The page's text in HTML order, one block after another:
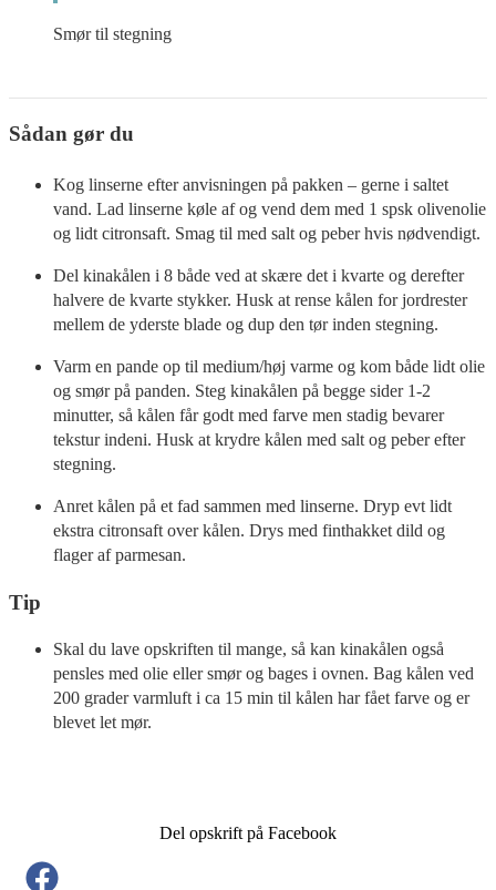
Smør til stegning
Sådan gør du
Kog linserne efter anvisningen på pakken – gerne i saltet
vand. Lad linserne køle af og vend dem med 1 spsk olivenolie
og lidt citronsaft. Smag til med salt og peber hvis nødvendigt.
Del kinakålen i 8 både ved at skære det i kvarte og derefter
halvere de kvarte stykker. Husk at rense kålen for jordrester
mellem de yderste blade og dup den tør inden stegning.
Varm en pande op til medium/høj varme og kom både lidt olie
og smør på panden. Steg kinakålen på begge sider 1-2
minutter, så kålen får godt med farve men stadig bevarer
tekstur indeni. Husk at krydre kålen med salt og peber efter
stegning.
Anret kålen på et fad sammen med linserne. Dryp evt lidt
ekstra citronsaft over kålen. Drys med finthakket dild og
flager af parmesan.
Tip
Skal du lave opskriften til mange, så kan kinakålen også
pensles med olie eller smør og bages i ovnen. Bag kålen ved
200 grader varmluft i ca 15 min til kålen har fået farve og er
blevet let mør.
Del opskrift på Facebook